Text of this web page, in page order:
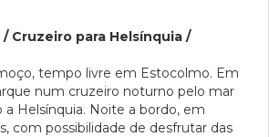
/ Cruzeiro para Helsínquia /
tempo livre em Estocolmo. Em
num cruzeiro noturno pelo mar
Helsínquia. Noite a bordo, em
com possibilidade de desfrutar das